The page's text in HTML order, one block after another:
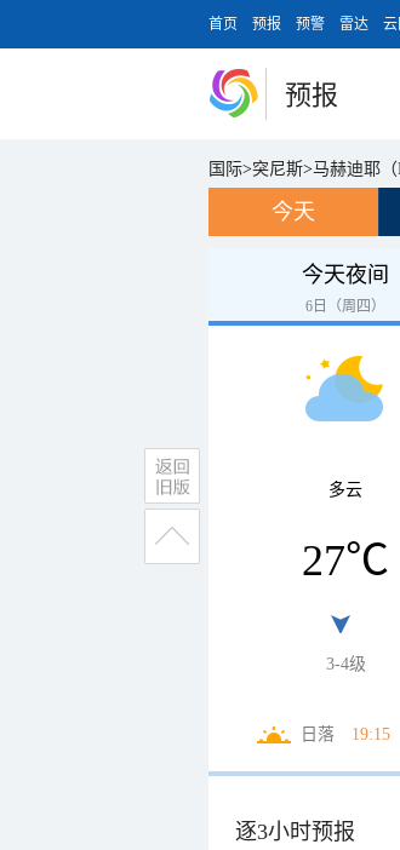
首页 预报 预警 雷达 云
预报
国际>突尼斯>马赫迪耶（
今天
今天夜间
6日（周四）
多云
27℃
3-4级
日落 19:15
逐3小时预报